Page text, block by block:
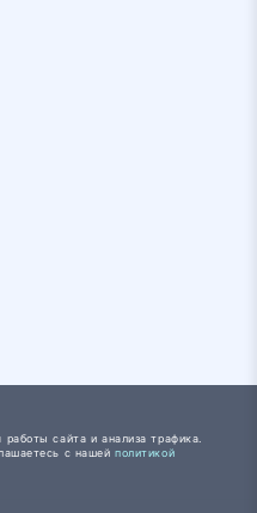
сайта и анализа трафика.
с нашейполитикой